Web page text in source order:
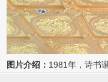
图片介绍： 1981年，诗书